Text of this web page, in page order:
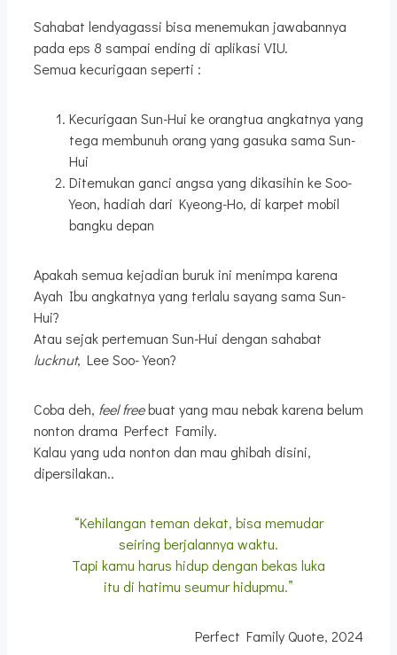
Sahabat lendyagassi bisa menemukan jawabannya
pada eps 8 sampai ending di aplikasi VIU.
Semua kecurigaan seperti :
Kecurigaan Sun-Hui ke orangtua angkatnya yang
tega membunuh orang yang gasuka sama Sun-
Hui
Ditemukan ganci angsa yang dikasihin ke Soo-
Yeon, hadiah dari Kyeong-Ho, di karpet mobil
bangku depan
Apakah semua kejadian buruk ini menimpa karena
Ayah Ibu angkatnya yang terlalu sayang sama Sun-
Hui?
Atau sejak pertemuan Sun-Hui dengan sahabat
lucknut, Lee Soo-Yeon?
Coba deh, feel freebuat yang mau nebak karena belum
nonton drama Perfect Family.
Kalau yang uda nonton dan mau ghibah disini,
dipersilakan..
“Kehilangan teman dekat, bisa memudar
seiring berjalannya waktu.
Tapi kamu harus hidup dengan bekas luka
itu di hatimu seumur hidupmu.”
Perfect Family Quote, 2024